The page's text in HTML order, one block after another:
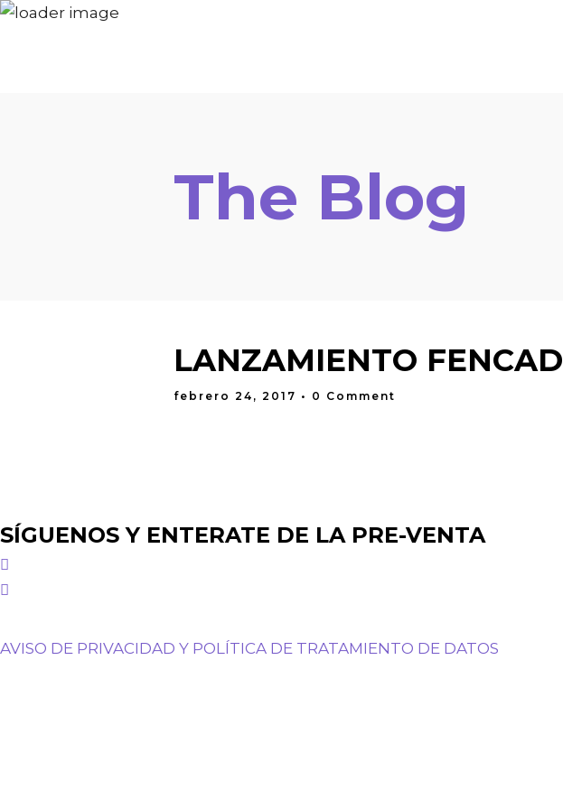
¡RESERVA TU CUPO!
The Blog
LANZAMIENTO FENCAD
febrero 24, 2017 • 0 Comment
SÍGUENOS Y ENTERATE DE LA PRE-VENTA
AVISO DE PRIVACIDAD Y POLÍTICA DE TRATAMIENTO DE DATOS​